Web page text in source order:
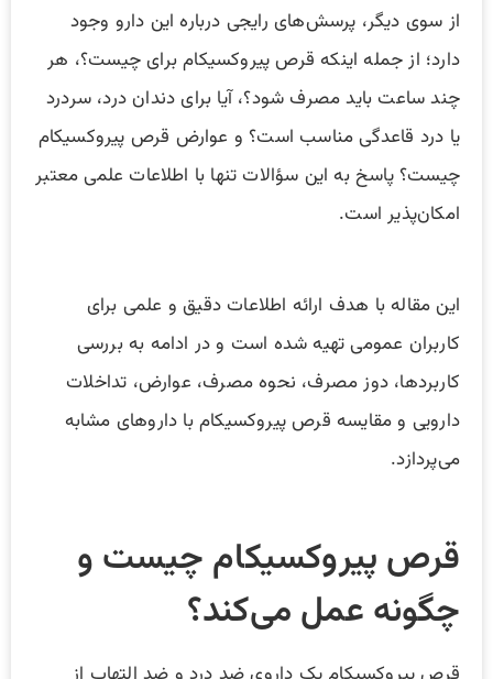
از سوی دیگر، پرسش‌های رایجی درباره این دارو وجود
دارد؛ از جمله اینکه قرص پیروکسیکام برای چیست؟، هر
چند ساعت باید مصرف شود؟، آیا برای دندان درد، سردرد
یا درد قاعدگی مناسب است؟ و عوارض قرص پیروکسیکام
چیست؟ پاسخ به این سؤالات تنها با اطلاعات علمی معتبر
امکان‌پذیر است.
این مقاله با هدف ارائه اطلاعات دقیق و علمی برای
کاربران عمومی تهیه شده است و در ادامه به بررسی
کاربردها، دوز مصرف، نحوه مصرف، عوارض، تداخلات
دارویی و مقایسه قرص پیروکسیکام با داروهای مشابه
می‌پردازد.
قرص پیروکسیکام چیست و
چگونه عمل می‌کند؟